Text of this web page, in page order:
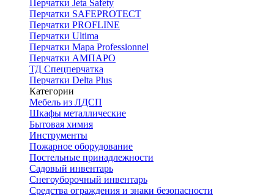
Перчатки Jeta Safety
Перчатки SAFEPROTECT
Перчатки PROFLINE
Перчатки Ultima
Перчатки Мара Professionnel
Перчатки АМПАРО
ТД Спецперчатка
Перчатки Delta Plus
Категории
Мебель из ЛДСП
Шкафы металлические
Бытовая химия
Инструменты
Пожарное оборудование
Постельные принадлежности
Садовый инвентарь
Снегоуборочный инвентарь
Средства ограждения и знаки безопасности